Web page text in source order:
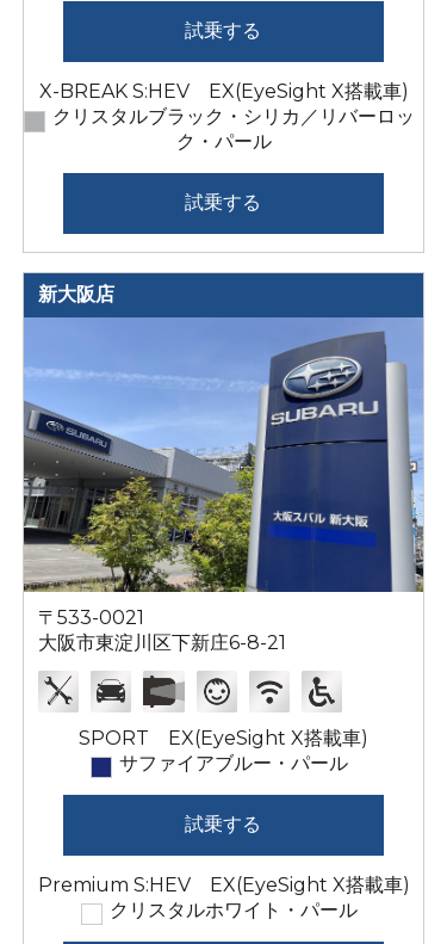
試乗する
X-BREAK S:HEV EX(EyeSight X搭載車)
クリスタルブラック・シリカ／リバーロッ
ク・パール
試乗する
新大阪店
〒533-0021
大阪市東淀川区下新庄6-8-21
SPORT EX(EyeSight X搭載車)
サファイアブルー・パール
試乗する
Premium S:HEV EX(EyeSight X搭載車)
クリスタルホワイト・パール